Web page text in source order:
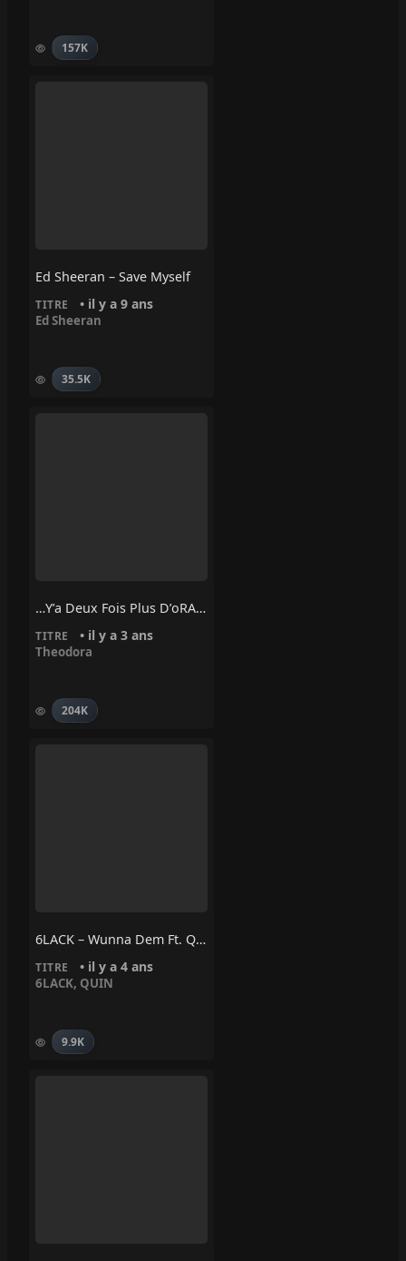
157K
Ed Sheeran – Save Myself
TITRE • il y a 9 ans
Ed Sheeran
35.5K
…Y’a Deux Fois Plus D’oRAGE – Theodora
TITRE • il y a 3 ans
Theodora
204K
6LACK – Wunna Dem Ft. QUIN
TITRE • il y a 4 ans
6LACK, QUIN
9.9K